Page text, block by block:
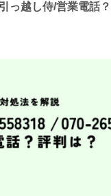
っ越し侍/営業電話